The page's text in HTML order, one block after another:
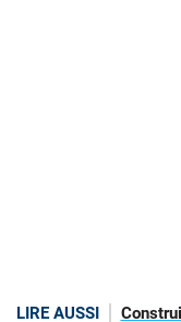
LIRE AUSSI